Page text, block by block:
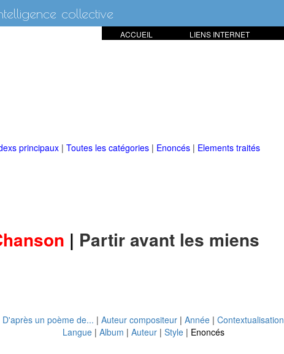
collective
LIENS INTERNET
ACCUEIL
principaux | Toutes les catégories | Enoncés | Elements traités
| Partir avant les miens
D'après un poème de... | Auteur compositeur | Année | Contextualisation
Langue | Album | Auteur | Style | Enoncés